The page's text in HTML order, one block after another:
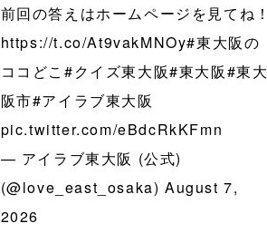
前回の答えはホームページを見てね！
https://t.co/At9vakMNOy#東大阪の
ココどこ #クイズ東大阪#東大阪#東大
阪市#アイラブ東大阪
pic.twitter.com/eBdcRkKFmn
— アイラブ東大阪 (公式)
(@love_east_osaka) August 7,
2026